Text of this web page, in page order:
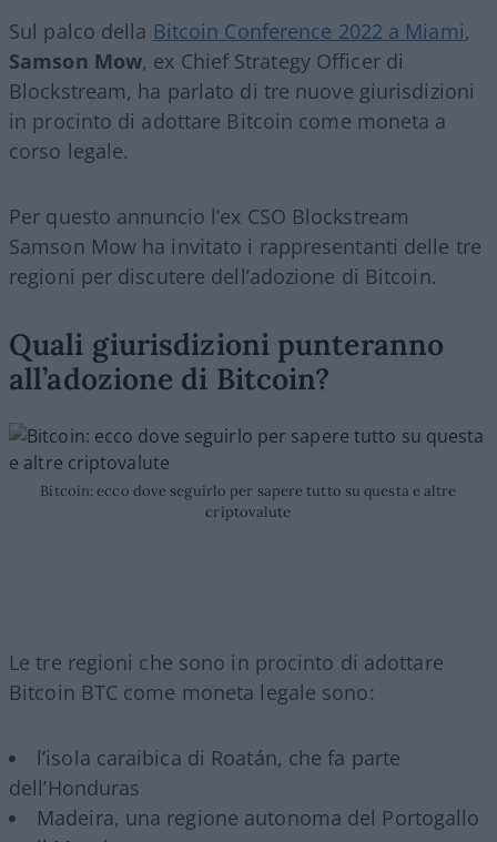
Sul palco della Bitcoin Conference 2022 a Miami,
Samson Mow, ex Chief Strategy Officer di
Blockstream, ha parlato di tre nuove giurisdizioni
in procinto di adottare Bitcoin come moneta a
corso legale.
Per questo annuncio l’ex CSO Blockstream
Samson Mow ha invitato i rappresentanti delle tre
regioni per discutere dell’adozione di Bitcoin.
Quali giurisdizioni punteranno
all’adozione di Bitcoin?
Bitcoin: ecco dove seguirlo per sapere tutto su questa e altre
criptovalute
Le tre regioni che sono in procinto di adottare
Bitcoin BTC come moneta legale sono:
l’isola caraibica di Roatán, che fa parte
dell’Honduras
Madeira, una regione autonoma del Portogallo